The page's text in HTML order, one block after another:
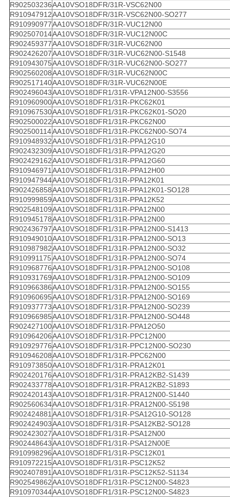
R902503236AA10VSO18DFR/31R-VSC62N00
R910947912AA10VSO18DFR/31R-VSC62N00-SO277
R910990977AA10VSO18DFR/31R-VUC12N00
R902507014AA10VSO18DFR/31R-VUC12N00C
R902459377AA10VSO18DFR/31R-VUC62N00
R902426207AA10VSO18DFR/31R-VUC62N00-S1548
R910943075AA10VSO18DFR/31R-VUC62N00-SO277
R902560208AA10VSO18DFR/31R-VUC62N00C
R902517140AA10VSO18DFR/31R-VUC62N00E
R902496043AA10VSO18DFR1/31R-VPA12N00-S3556
R910960900AA10VSO18DFR1/31R-PKC62K01
R910967530AA10VSO18DFR1/31R-PKC62K01-SO20
R902500022AA10VSO18DFR1/31R-PKC62N00
R902500114AA10VSO18DFR1/31R-PKC62N00-SO74
R910948932AA10VSO18DFR1/31R-PPA12G10
R902432309AA10VSO18DFR1/31R-PPA12G20
R902429162AA10VSO18DFR1/31R-PPA12G60
R910946971AA10VSO18DFR1/31R-PPA12H00
R910947944AA10VSO18DFR1/31R-PPA12K01
R902426858AA10VSO18DFR1/31R-PPA12K01-SO128
R910999859AA10VSO18DFR1/31R-PPA12K52
R902548109AA10VSO18DFR1/31R-PPA12N00
R910945178AA10VSO18DFR1/31R-PPA12N00
R902436797AA10VSO18DFR1/31R-PPA12N00-S1413
R910949010AA10VSO18DFR1/31R-PPA12N00-SO13
R910987982AA10VSO18DFR1/31R-PPA12N00-SO32
R910991175AA10VSO18DFR1/31R-PPA12N00-SO74
R910968776AA10VSO18DFR1/31R-PPA12N00-SO108
R910931769AA10VSO18DFR1/31R-PPA12N00-SO109
R910966386AA10VSO18DFR1/31R-PPA12N00-SO155
R910960695AA10VSO18DFR1/31R-PPA12N00-SO169
R910937773AA10VSO18DFR1/31R-PPA12N00-SO239
R910966985AA10VSO18DFR1/31R-PPA12N00-SO448
R902427100AA10VSO18DFR1/31R-PPA12O50
R910964206AA10VSO18DFR1/31R-PPC12N00
R910929776AA10VSO18DFR1/31R-PPC12N00-SO230
R910946208AA10VSO18DFR1/31R-PPC62N00
R910973850AA10VSO18DFR1/31R-PRA12K01
R902420176AA10VSO18DFR1/31R-PRA12KB2-S1439
R902433778AA10VSO18DFR1/31R-PRA12KB2-S1893
R902420143AA10VSO18DFR1/31R-PRA12N00-S1440
R902560634AA10VSO18DFR1/31R-PRA12N00-S5198
R902424881AA10VSO18DFR1/31R-PSA12G10-SO128
R902424903AA10VSO18DFR1/31R-PSA12KB2-SO128
R902423027AA10VSO18DFR1/31R-PSA12N00
R902448643AA10VSO18DFR1/31R-PSA12N00E
R910998296AA10VSO18DFR1/31R-PSC12K01
R910972215AA10VSO18DFR1/31R-PSC12K52
R902407891AA10VSO18DFR1/31R-PSC12K52-S1134
R902549862AA10VSO18DFR1/31R-PSC12N00-S4823
R910970344AA10VSO18DFR1/31R-PSC12N00-S4823